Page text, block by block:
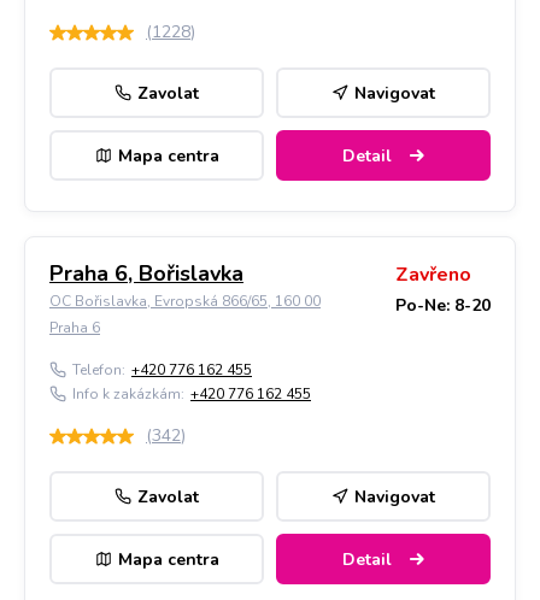
(1228)
Zavolat Navigovat
Mapa centra Detail
Praha 6, Bořislavka
OC Bořislavka, Evropská 866/65, 160 00
Praha 6
Zavřeno
Po-Ne: 8-20
Telefon: +420 776 162 455
Info k zakázkám: +420 776 162 455
(342)
Zavolat Navigovat
Mapa centra Detail